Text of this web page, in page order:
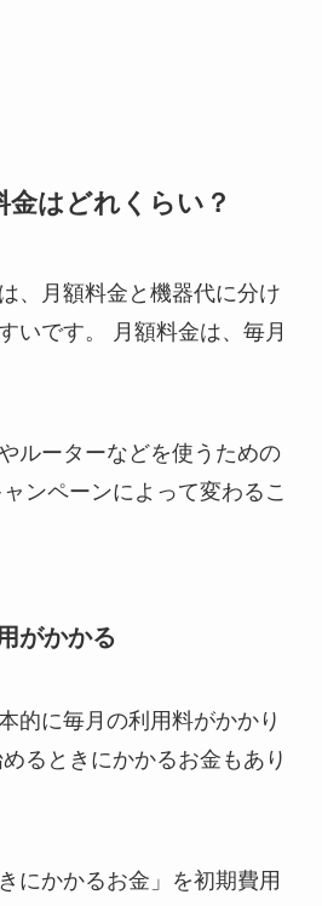
はどれくらい？
、月額料金と機器代に分け
いです。 月額料金は、毎月
ルーターなどを使うための
ンペーンによって変わるこ
がかかる
的に毎月の利用料がかかり
るときにかかるお金もあり
にかかるお金」を初期費用